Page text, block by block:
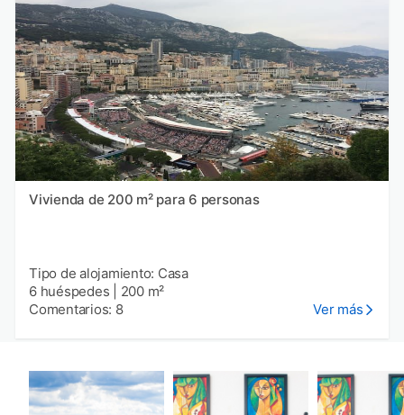
Vivienda de 200 m² para 6 personas
Tipo de alojamiento: Casa
6 huéspedes
200 m²
Comentarios: 8
Ver más